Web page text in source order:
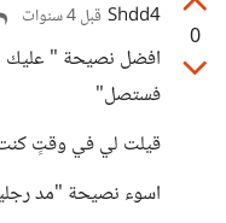
0
Shdd4 قبل 4 سنوات
افضل نصيحة " عليك
فستصل"
قيلت لي في وقتٍ
اسوء نصيحة "مد